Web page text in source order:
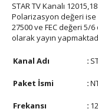
STAR TV Kanalı
Polarizasyon değeri ise
27500 ve FEC değeri 5/
olarak yayın
Kanal Adı :
Paket İsmi :
Frekansı :